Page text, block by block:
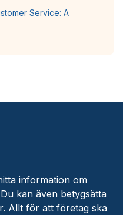
Service: A
information om
kan även betygsätta
Allt för att företag ska